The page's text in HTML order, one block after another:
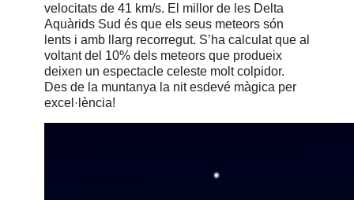
velocitats de 41 km/s. El millor de les Delta
Aquàrids Sud és que els seus meteors són
lents i amb llarg recorregut. S’ha calculat que al
voltant de l 10% dels meteors que produeix
deixen un espectacle celeste molt colpidor.
Des de la muntanya la nit esdevé màgica per
excel·lència!